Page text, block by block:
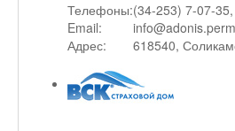
Телефоны:(34-253) 7-07-
Email:
Адрес:
618540,